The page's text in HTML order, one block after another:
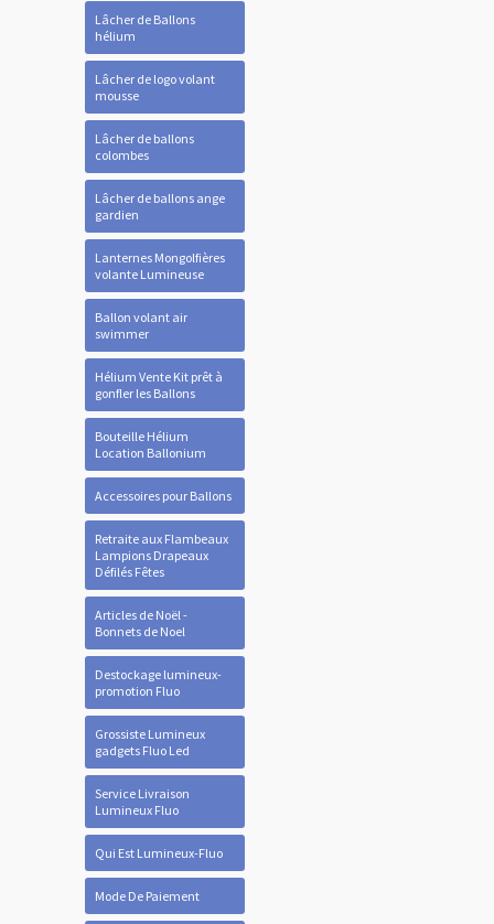
Lâcher de Ballons
hélium
Lâcher de logo volant
mousse
Lâcher de ballons
colombes
Lâcher de ballons ange
gardien
Lanternes Mongolfières
volante Lumineuse
Ballon volant air
swimmer
Hélium Vente Kit prêt à
gonfler les Ballons
Bouteille Hélium
Location Ballonium
Accessoires pour Ballons
Retraite aux Flambeaux
Lampions Drapeaux
Défilés Fêtes
Articles de Noël -
Bonnets de Noel
Destockage lumineux-
promotion Fluo
Grossiste Lumineux
gadgets Fluo Led
Service Livraison
Lumineux Fluo
Qui Est Lumineux-Fluo
Mode De Paiement